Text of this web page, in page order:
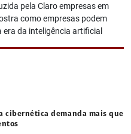
pela Claro empresas em
como empresas podem
era da inteligência artificial
cibernética demanda mais que